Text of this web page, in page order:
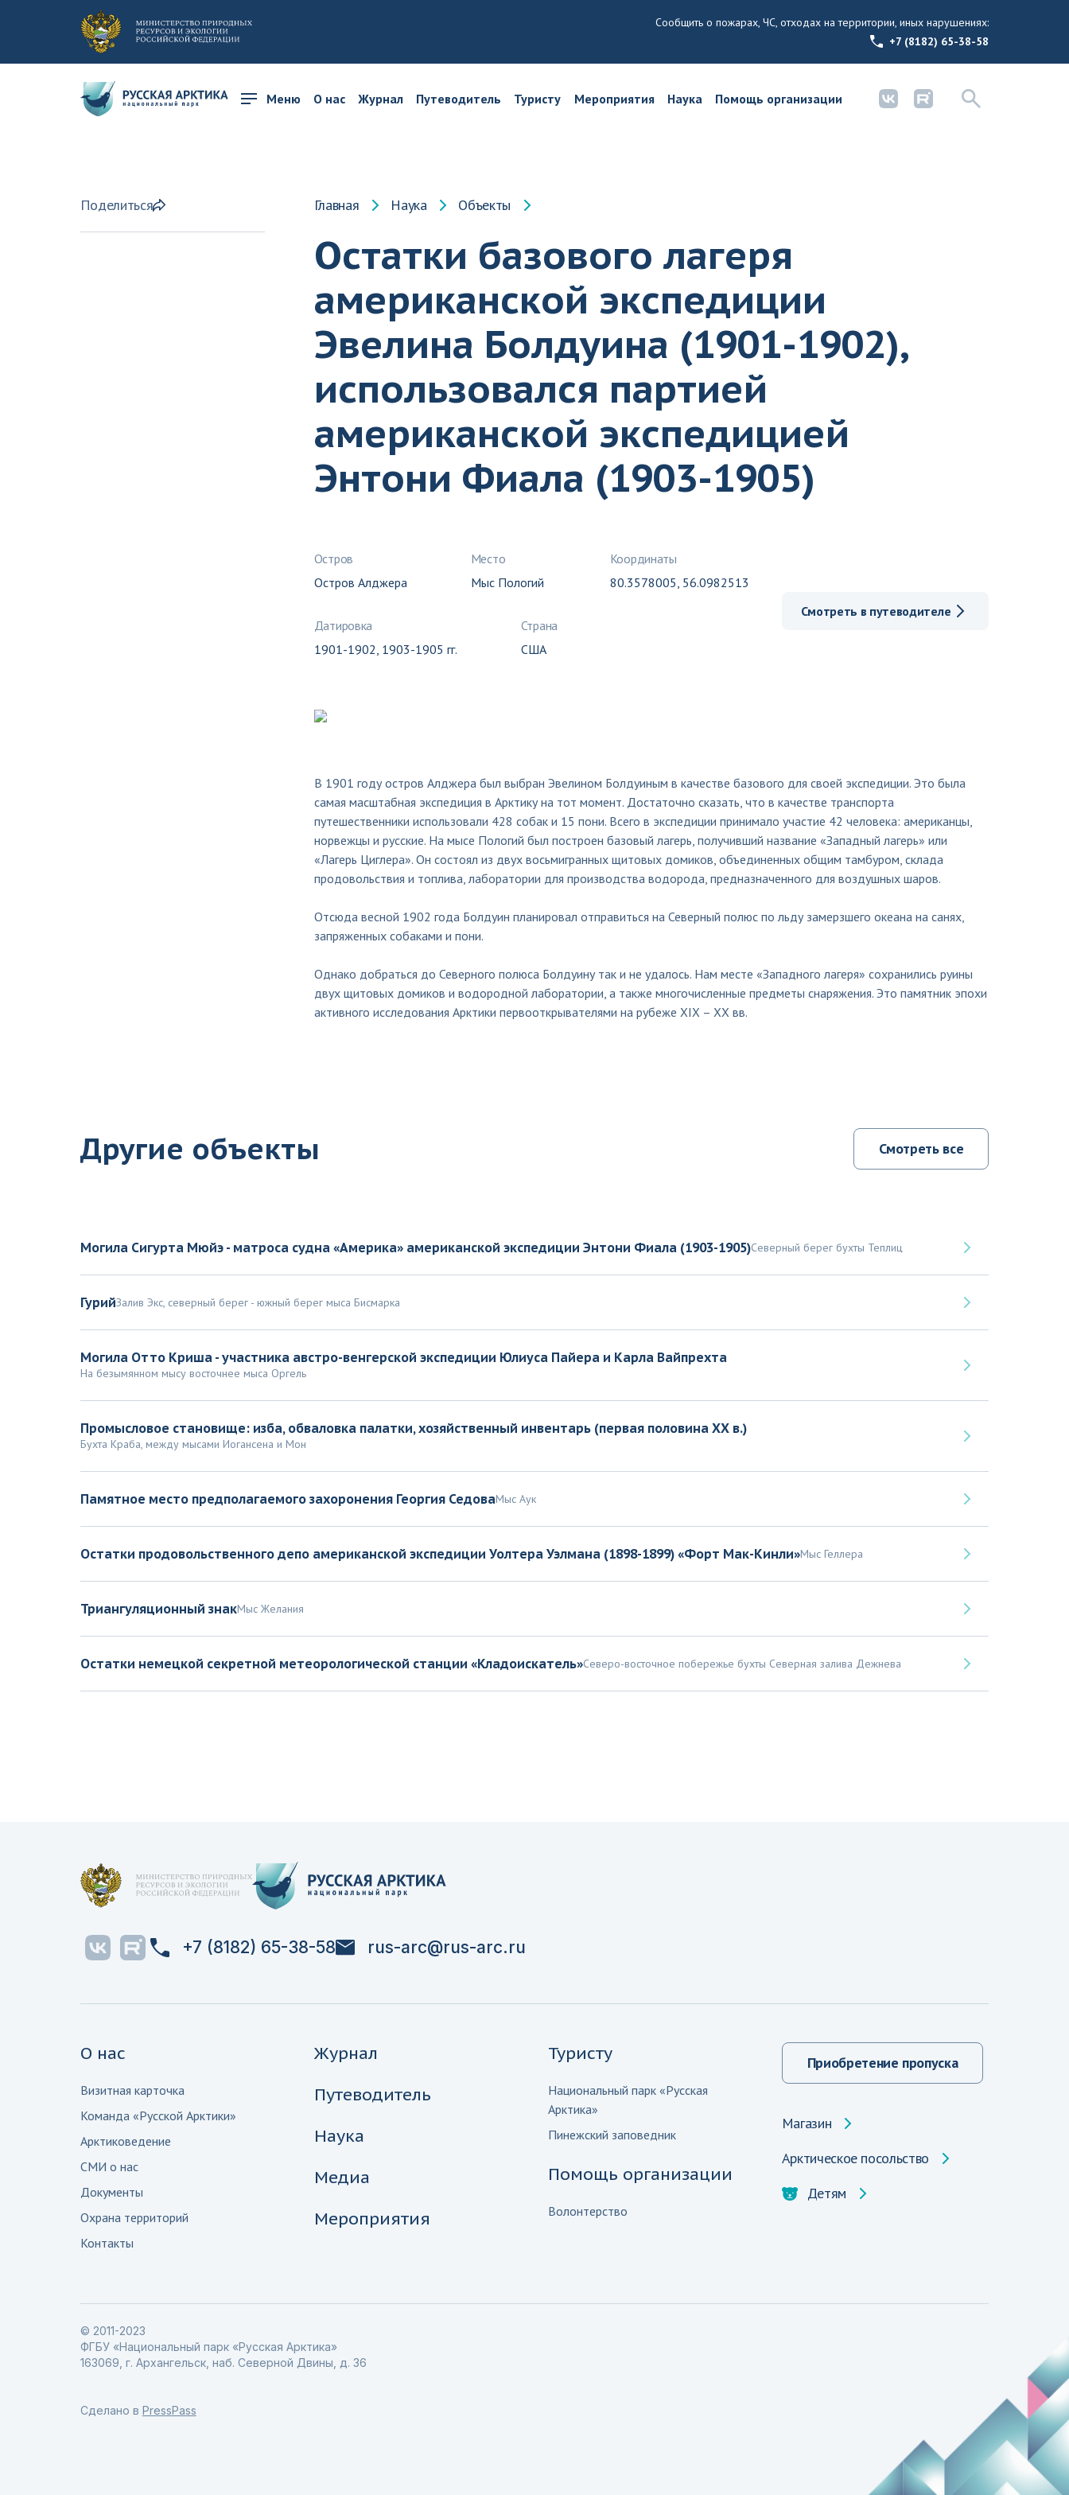
Сообщить о пожарах, ЧС, отходах на территории, иных нарушениях:
+7 (8182) 65-38-58
Меню О нас Журнал Путеводитель Туристу Мероприятия Наука Помощь организации
Поделиться Главная Наука Объекты
Остатки базового лагеря
американской экспедиции
Эвелина Болдуина (1901-1902),
использовался партией
американской экспедицией
Энтони Фиала (1903-1905)
Остров
Остров Алджера
Место
Мыс Пологий
Координаты
80.3578005, 56.0982513
Датировка
1901-1902, 1903-1905 гг.
Страна
США
Смотреть в путеводителе
В 1901 году остров Алджера был выбран Эвелином Болдуиным в качестве базового для своей экспедиции. Это была
самая масштабная экспедиция в Арктику на тот момент. Достаточно сказать, что в качестве транспорта
путешественники использовали 428 собак и 15 пони. Всего в экспедиции принимало участие 42 человека: американцы,
норвежцы и русские. На мысе Пологий был построен базовый лагерь, получивший название «Западный лагерь» или
«Лагерь Циглера». Он состоял из двух восьмигранных щитовых домиков, объединенных общим тамбуром, склада
продовольствия и топлива, лаборатории для производства водорода, предназначенного для воздушных шаров.
Отсюда весной 1902 года Болдуин планировал отправиться на Северный полюс по льду замерзшего океана на санях,
запряженных собаками и пони.
Однако добраться до Северного полюса Болдуину так и не удалось. Нам месте «Западного лагеря» сохранились руины
двух щитовых домиков и водородной лаборатории, а также многочисленные предметы снаряжения. Это памятник эпохи
активного исследования Арктики первооткрывателями на рубеже XIX – XX вв.
Другие объекты Смотреть все
Могила Сигурта Мюйэ - матроса судна «Америка» американской экспедиции Энтони Фиала (1903-1905)Северный берег бухты Теплиц
ГурийЗалив Экс, северный берег - южный берег мыса Бисмарка
Могила Отто Криша - участника австро-венгерской экспедиции Юлиуса Пайера и Карла Вайпрехта
На безымянном мысу восточнее мыса Оргель
Промысловое становище: изба, обваловка палатки, хозяйственный инвентарь (первая половина ХХ в.)
Бухта Краба, между мысами Иогансена и Мон
Памятное место предполагаемого захоронения Георгия СедоваМыс Аук
Остатки продовольственного депо американской экспедиции Уолтера Уэлмана (1898-1899) «Форт Мак-Кинли»Мыс Геллера
Триангуляционный знакМыс Желания
Остатки немецкой секретной метеорологической станции «Кладоискатель»Северо-восточное побережье бухты Северная залива Дежнева
+7 (8182) 65-38-58 rus-arc@rus-arc.ru
О нас
Визитная карточка
Команда «Русской Арктики»
Арктиковедение
СМИ о нас
Документы
Охрана территорий
Контакты
Журнал
Путеводитель
Наука
Медиа
Мероприятия
Туристу
Национальный парк «Русская
Арктика»
Пинежский заповедник
Помощь организации
Волонтерство
Приобретение пропуска
Магазин
Арктическое посольство
Детям
© 2011-2023
ФГБУ «Национальный парк «Русская Арктика»
163069, г. Архангельск, наб. Северной Двины, д. 36
Сделано в PressPass